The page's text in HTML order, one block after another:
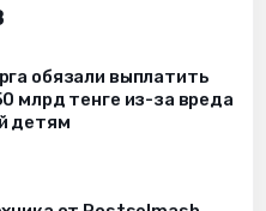
обязали выплатить
млрд тенге из-за вреда
детям